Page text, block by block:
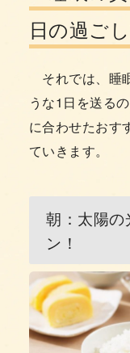
日の過ご
それでは、睡
うな1日を送る
に合わせたおす
ていきます。
朝：太陽の
ン！